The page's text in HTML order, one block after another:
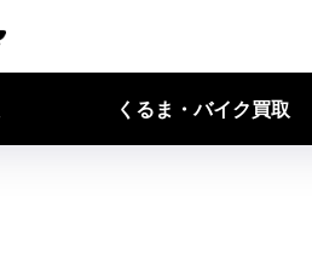
くるま・バイク買取